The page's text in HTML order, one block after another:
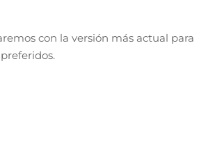
con la versión más actual para